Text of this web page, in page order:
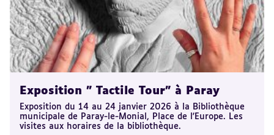
Exposition " Tactile Tour" à Paray
Exposition du 14 au 24 janvier 2026 à la Bibliothèque
municipale de Paray-le-Monial, Place de l'Europe. Les
visites aux horaires de la bibliothèque.